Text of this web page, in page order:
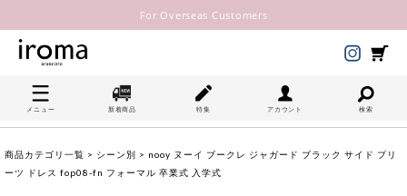
For Overseas Customers
メニュー 新着商品 特集 アカウント 検索
商品カテゴリ一覧 > シーン別 > nooy ヌーイ ブークレ ジャガード ブラック サイド プリ
ーツ ドレス fop08-fn フォーマル 卒業式 入学式